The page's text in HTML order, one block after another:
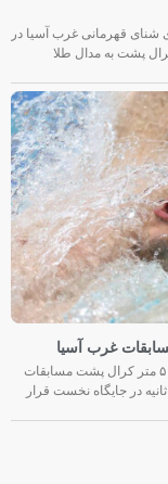
شنای قهرمانی غرب آسیا در
هومر عباسی، شناگر تیم ملی ایران، در دور مقدماتی ماده ۵۰ متر کرال پشت مسابقات